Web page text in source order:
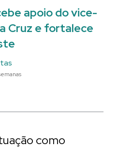
apoio do vice-
Cruz e fortalece
como